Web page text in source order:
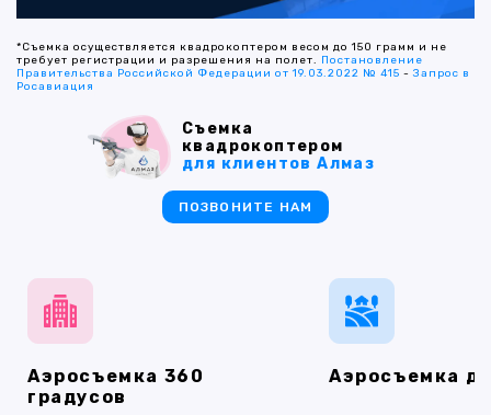
Аэросъемка 360
градусов
Аэросъемка
*Съемка осуществляется квадрокоптером весом до 150 грамм и не
требует регистрации и разрешения на полет. Постановление
Правительства Российской Федерации от 19.03.2022 № 415 -Запрос в
Росавиация
Съемка
квадрокоптером
для клиентов Алмаз
ПОЗВОНИТЕ НАМ